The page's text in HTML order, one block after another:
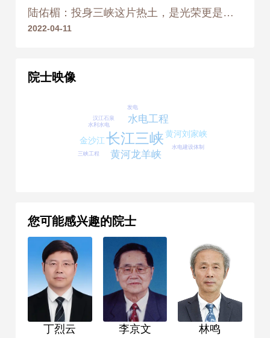
陆佑楣：投身三峡这片热土，是光荣更是责任
2022-04-11
院士映像
长江三峡
黄河龙羊峡
水电工程
黄河刘家峡
金沙江
水利水电
水电建设体制
汉江石泉
三峡工程
发电
您可能感兴趣的院士
丁烈云 李京文 林鸣